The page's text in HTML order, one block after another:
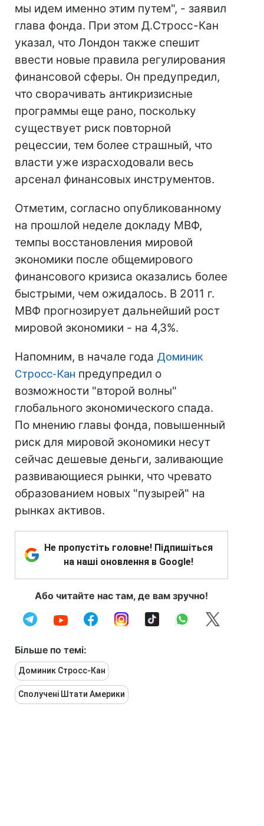
мы идем именно этим путем", - заявил
глава фонда. При этом Д.Стросс-Кан
указал, что Лондон также спешит
ввести новые правила регулирования
финансовой сферы. Он предупредил,
что сворачивать антикризисные
программы еще рано, поскольку
существует риск повторной
рецессии, тем более страшный, что
власти уже израсходовали весь
арсенал финансовых инструментов.
Отметим, согласно опубликованному
на прошлой неделе докладу МВФ,
темпы восстановления мировой
экономики после общемирового
финансового кризиса оказались более
быстрыми, чем ожидалось. В 2011 г.
МВФ прогнозирует дальнейший рост
мировой экономики - на 4,3%.
Напомним, в начале года Доминик
Стросс-Кан предупредил о
возможности "второй волны"
глобального экономического спада.
По мнению главы фонда, повышенный
риск для мировой экономики несут
сейчас дешевые деньги, заливающие
развивающиеся рынки, что чревато
образованием новых "пузырей" на
рынках активов.
Не пропустіть головне! Підпишіться
на наші оновлення в Google!
Або читайте нас там, де вам зручно!
Більше по темі:
Доминик Стросс-Кан
Сполучені Штати Америки